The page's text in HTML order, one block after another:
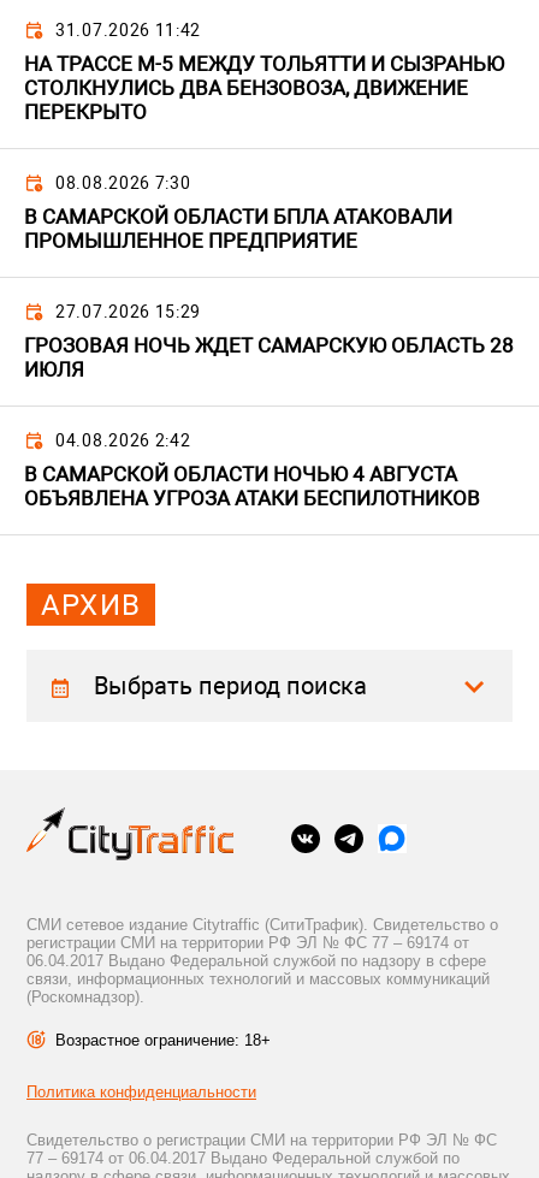
31.07.2026 11:42
НА ТРАССЕ М-5 МЕЖДУ ТОЛЬЯТТИ И СЫЗРАНЬЮ
СТОЛКНУЛИСЬ ДВА БЕНЗОВОЗА, ДВИЖЕНИЕ
ПЕРЕКРЫТО
08.08.2026 7:30
В САМАРСКОЙ ОБЛАСТИ БПЛА АТАКОВАЛИ
ПРОМЫШЛЕННОЕ ПРЕДПРИЯТИЕ
27.07.2026 15:29
ГРОЗОВАЯ НОЧЬ ЖДЕТ САМАРСКУЮ ОБЛАСТЬ 28
ИЮЛЯ
04.08.2026 2:42
В САМАРСКОЙ ОБЛАСТИ НОЧЬЮ 4 АВГУСТА
ОБЪЯВЛЕНА УГРОЗА АТАКИ БЕСПИЛОТНИКОВ
АРХИВ
Выбрать период поиска
СМИ сетевое издание Citytraffic (СитиТрафик). Свидетельство о
регистрации СМИ на территории РФ ЭЛ № ФС 77 – 69174 от
06.04.2017 Выдано Федеральной службой по надзору в сфере
связи, информационных технологий и массовых коммуникаций
(Роскомнадзор).
Возрастное ограничение: 18+
Политика конфиденциальности
Свидетельство о регистрации СМИ на территории РФ ЭЛ № ФС
77 – 69174 от 06.04.2017 Выдано Федеральной службой по